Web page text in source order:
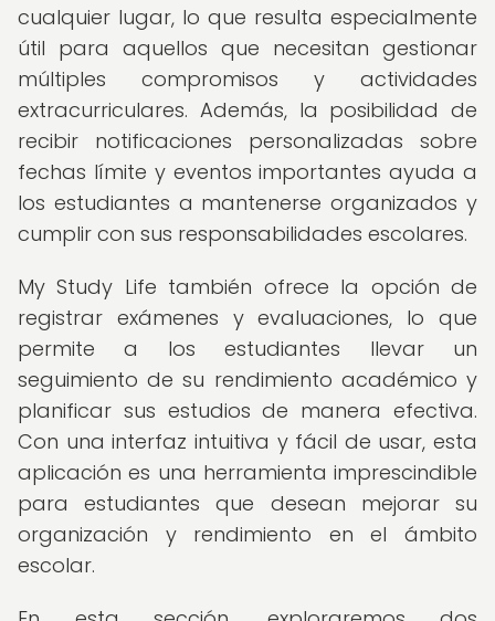
cualquier lugar, lo que resulta especialmente
útil para aquellos que necesitan gestionar
múltiples compromisos y actividades
extracurriculares. Además, la posibilidad de
recibir notificaciones personalizadas sobre
fechas límite y eventos importantes ayuda a
los estudiantes a mantenerse organizados y
cumplir con sus responsabilidades escolares.
My Study Life también ofrece la opción de
registrar exámenes y evaluaciones, lo que
permite a los estudiantes llevar un
seguimiento de su rendimiento académico y
planificar sus estudios de manera efectiva.
Con una interfaz intuitiva y fácil de usar, esta
aplicación es una herramienta imprescindible
para estudiantes que desean mejorar su
organización y rendimiento en el ámbito
escolar.